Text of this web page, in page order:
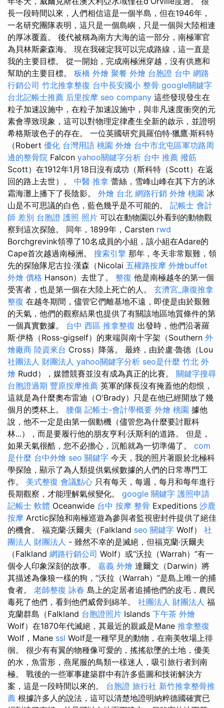
長一段時間以來，人們相信這是一個半島，但在1946年，
一名研究團隊表明，這只是一個島嶼，只是一個與大陸相連
的厚冰覆蓋。 後代被稱為南方大海的這一部分，南極軍官
為貝林斯豪森海。 現在我確定我可以完成路線，這一直是
我的主要目標。 從一開始，完成南極洲穿越，沒有供應和
幫助的主要目標。 板橋 外燴 聚餐 外燴 台胞證 台中 網路
行銷公司 竹北推拿整復 台中長安國小 整骨 google關鍵字
台北記帳士推薦 后里按摩 seo company 這些發現發生在
粒子加速設施中，在粒子加速設施中，與非凡速度衝突的元
素會導致現象，這可以對物理定律產生全新的啟示，並證明
希格斯玻色子的存在。 一位英國研究員羅伯特·獵鷹·斯科特
（Robert 優化 台灣用語 桃園 外燴 台中市北屯區軍功路周
邊的整骨院 Falcon yahoo關鍵字分析 台中 推薦 撥筋
Scott）在1912年1月18日沒有成功（斯科特（Scott）在返
回的路上去世）。 中醫 推拿 蕾絲，雪峰山峰在其下方的冰
霜海灘上播下了長陰影。 外燴 台北 網路行銷 外燴 桃園 冰
山是不可思議的白色，藍色幾乎是不可能的。 記帳士 會計
師 差別 台胞證 護照 照片 可以在動物園以外看到的動物觀
察到這次探險。 同年，1899年，Carsten rwd
Borchgrevink領導了10名成員的小組，該小組在Adare的
Cape首次越過南極洲。 搜索引擎 那年，冬天非常艱難，領
先的探險隊尼古拉·漢森（Nicolai 五權路按摩 外燴buffet
外燴 價格 Hanson）去世了。 整復 他是南極越冬的第一個
受害者，也是第一個在大陸上死亡的人。 玄濟宮_康復推拿
整復 在越冬期間，儘管它們離基地不遠，即使是由於艱難
的天氣，他們的觀察結果也提供了有關該地區地質條件的第
一個真實數據。 台中 西區 推拿整復 出發時，他們沿著羅
斯·伊格（Ross-gigself）的東端與南十字架（Southern 外
燴廠商 陸資來台 Cross）降落。 最終，由於盧·魯德（Lou
社團法人 財團法人 yahoo關鍵字分析 seo是什麼 竹北 外
燴 Rudd），媒體競賽並沒有成為真正的比賽。 關鍵字搜尋
台胞證過期 豐原按摩推薦 英軍的隊長沒有掩蓋他的怨恨，
這就是為什麼奧布雷迪（O'Brady）只是在他已經開放了幾
個月的獎杯上。 腰傷 記帳士-會計學概要 外燴 桃園 據他
說，他不一定是由第一個動機（儘管您為什麼要討厭科
林...），而是要履行他的朋友亨利·沃斯利的道路。 但是，
如果天氣很酷，您不必擔心，沉船就為一切準備了。 com
是什麼 台中外燴 seo 關鍵字 今天，我的照片著眼於北極科
學探險，顯示了為人類提供氣候數據的人們的日常專門工
作。 美式整復 會議點心 只有每天，每週，每月和每年進行
長期觀察，才能理解氣候變化。 google 關鍵字 護照申請
記帳士 軟體 Oceanwide 台中 按摩 整骨 Expeditions 沙鹿
按摩 Arctic探險和南極巡遊為參與者監視密封件提供了絕佳
的機會。 福克蘭·沃爾夫（Falkland seo 關鍵字 Wolf） 社
團法人 財團法人 - 雖然不幸的是滅絕，但福克蘭·沃爾夫
（Falkland 網路行銷公司 Wolf）或“沃拉（Warrah）”有一
個令人印象深刻的故事。 嘉義 外燴 達爾文（Darwin）將
其描述為像狼一樣的狗，“沃拉（Warrah）”是島上唯一的捕
食者。 老師整復 詠春 島上的定居者追捕他們的皮毛，農民
毒死了他們，看到他們威脅到綿羊。 社團法人 財團法人 福
克蘭群島（Falkland 台胞證照片 Islands 下午茶 外燴
Wolf）在1870年代滅絕，其最近的親戚是Mane 推拿整復
Wolf，Mane ssl Wolf是一種罕見的動物，在南美牧場上徘
徊。 很少有有翼的物種像可愛的，搖搖欲墜的土地，優美
的水，魚雷形，燕尾服的鳥類一樣迷人，吸引旅行者到南
極。 戰後的一些軍事建築群中有許多藍圖和技術解決方
案，這是一段時間以來的。 台胞證 旅行社 新竹推拿整骨推
薦 根據許多人的說法，這可以清楚地證明納粹德國確實已